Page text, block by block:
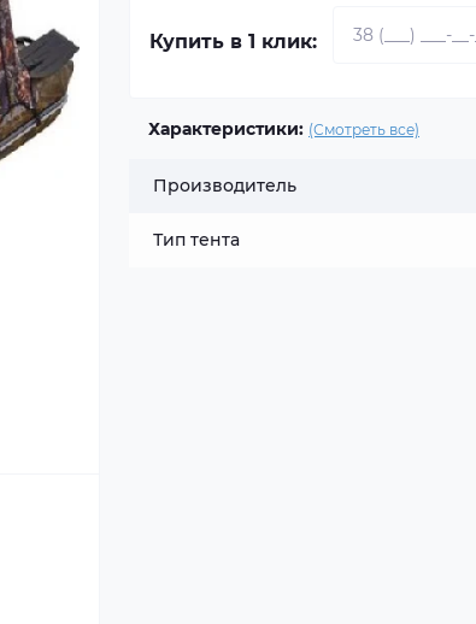
Купить в 1 клик:
Характеристики: (Смотреть все)
Производитель
Тип тента